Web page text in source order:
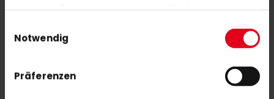
weiteren Daten zusammen, die Sie ihnen
Nutzung der Dienste gesammelt haben.
Notwendig
Präferenzen